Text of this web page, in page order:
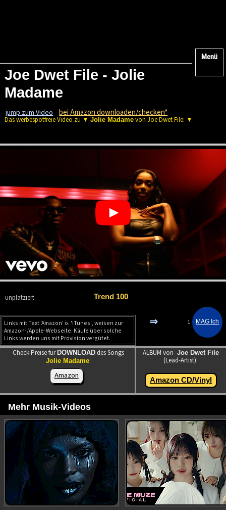
Menü
Joe Dwet File - Jolie
Madame
jump zum Video bei Amazon downloaden/checken*
Das werbespotfreie Video zu ▼ Jolie Madamevon Joe Dwet File: ▼
unplatziert Trend 100
Links mit Text 'Amazon' o. 'iTunes', weisen zur
Amazon-/Apple-Webseite. Käufe über solche
Links werden uns mit Provision vergütet.
⇒ 1
Check Preise für DOWNLOAD des Songs
Jolie Madame:
Amazon
ALBUM von Joe Dwet File
(Lead-Artist):
Amazon CD/Vinyl
Mehr Musik-Videos